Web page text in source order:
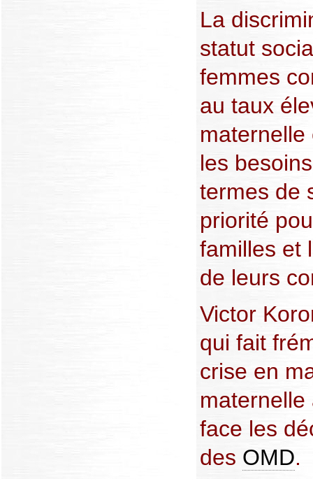
La
statut
femmes
au taux
les
termes de
priorité
familles et
de leurs
Victor
qui fait
crise en
face les
des OMD.